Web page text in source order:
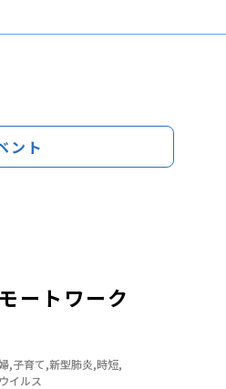
ント
ートワーク
,子育て,新型肺炎,時短,
イルス